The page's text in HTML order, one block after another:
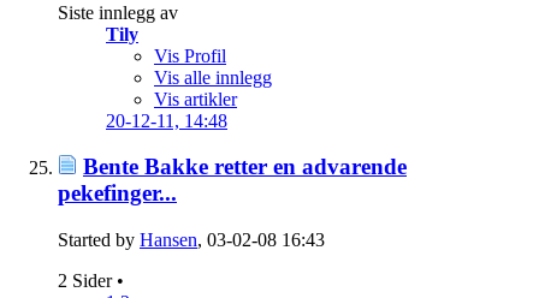
Siste innlegg av
Tily
Vis Profil
Vis alle innlegg
Vis artikler
20-12-11, 14:48
Bente Bakke retter en advarende
pekefinger...
Started by Hansen, 03-02-08 16:43
2 Sider •